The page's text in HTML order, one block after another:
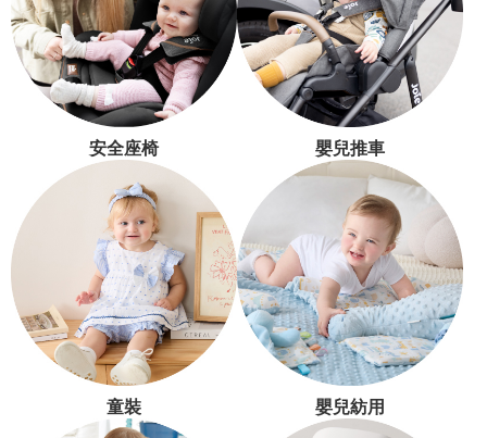
安全座椅 嬰兒推車
童裝 嬰兒紡用